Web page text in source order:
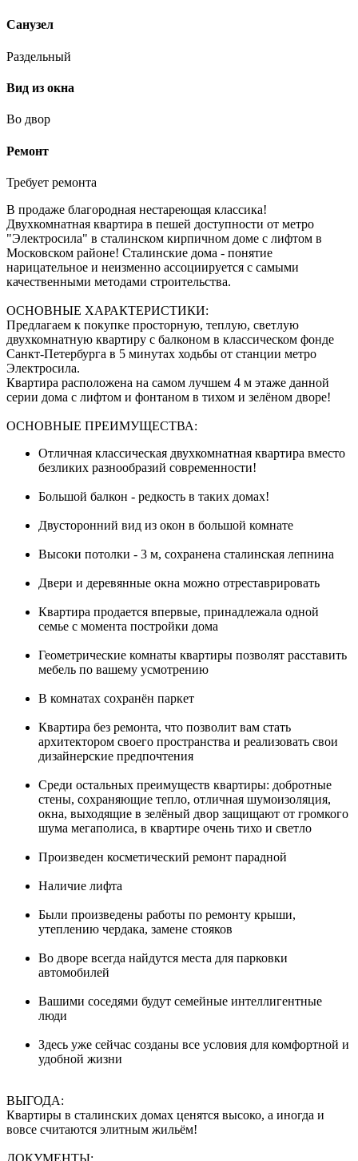
Санузел
Раздельный
Вид из окна
Во двор
Ремонт
Требует ремонта
В продаже благородная нестареющая классика!
Двухкомнатная квартира в пешей доступности от метро
"Электросила" в сталинском кирпичном доме с лифтом в
Московском районе! Сталинские дома - понятие
нарицательное и неизменно ассоциируется с самыми
качественными методами строительства.
ОСНОВНЫЕ ХАРАКТЕРИСТИКИ:
Предлагаем к покупке просторную, теплую, светлую
двухкомнатную квартиру с балконом в классическом фонде
Санкт-Петербурга в 5 минутах ходьбы от станции метро
Электросила.
Квартира расположена на самом лучшем 4 м этаже данной
серии дома с лифтом и фонтаном в тихом и зелёном дворе!
ОСНОВНЫЕ ПРЕИМУЩЕСТВА:
Отличная классическая двухкомнатная квартира вместо
безликих разнообразий современности!
Большой балкон - редкость в таких домах!
Двусторонний вид из окон в большой комнате
Высоки потолки - 3 м, сохранена сталинская лепнина
Двери и деревянные окна можно отреставрировать
Квартира продается впервые, принадлежала одной
семье с момента постройки дома
Геометрические комнаты квартиры позволят расставить
мебель по вашему усмотрению
В комнатах сохранён паркет
Квартира без ремонта, что позволит вам стать
архитектором своего пространства и реализовать свои
дизайнерские предпочтения
Среди остальных преимуществ квартиры: добротные
стены, сохраняющие тепло, отличная шумоизоляция,
окна, выходящие в зелёный двор защищают от громкого
шума мегаполиса, в квартире очень тихо и светло
Произведен косметический ремонт парадной
Наличие лифта
Были произведены работы по ремонту крыши,
утеплению чердака, замене стояков
Во дворе всегда найдутся места для парковки
автомобилей
Вашими соседями будут семейные интеллигентные
люди
Здесь уже сейчас созданы все условия для комфортной и
удобной жизни
ВЫГОДА:
Квартиры в сталинских домах ценятся высоко, а иногда и
вовсе считаются элитным жильём!
ДОКУМЕНТЫ: